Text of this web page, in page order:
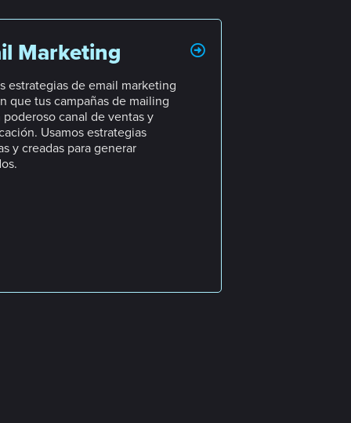
Marketing
estrategias de email marketing
que tus campañas de mailing
poderoso canal de ventas y
Usamos estrategias
y creadas para generar